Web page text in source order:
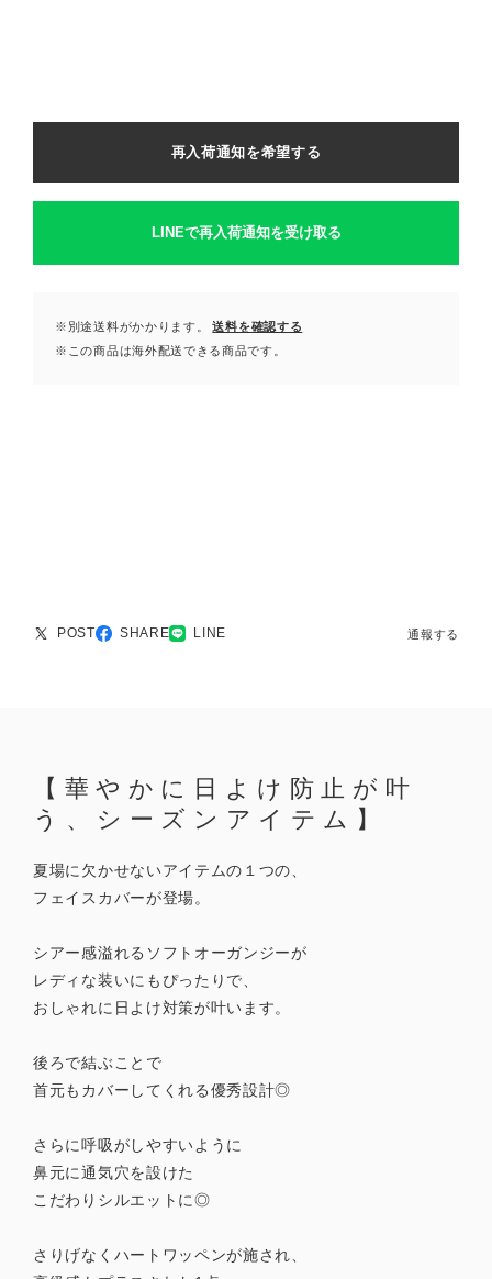
再入荷通知を希望する
LINEで再入荷通知を受け取る
※別途送料がかかります。
送料を確認する
※この商品は海外配送できる商品です。
POST SHARE LINE 通報する
【華やかに日よけ防止が叶
う、シーズンアイテム】
夏場に欠かせないアイテムの１つの、
フェイスカバーが登場。
シアー感溢れるソフトオーガンジーが
レディな装いにもぴったりで、
おしゃれに日よけ対策が叶います。
後ろで結ぶことで
首元もカバーしてくれる優秀設計◎
さらに呼吸がしやすいように
鼻元に通気穴を設けた
こだわりシルエットに◎
さりげなくハートワッペンが施され、